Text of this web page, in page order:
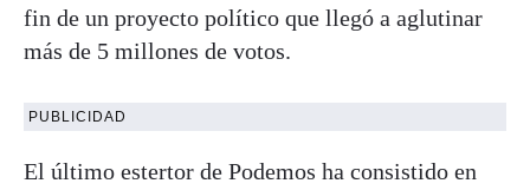
fin de un proyecto político que llegó a aglutinar
más de 5 millones de votos.
PUBLICIDAD
El último estertor de Podemos ha consistido en